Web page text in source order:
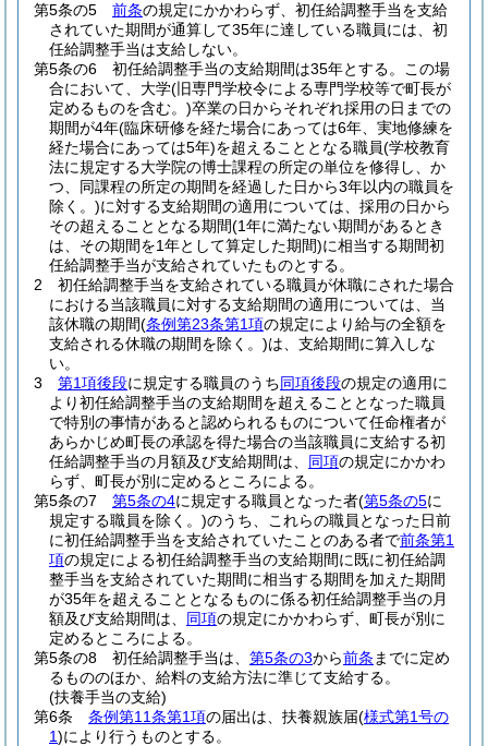
第5条の5
前条の規定にかかわらず、初任給調整手当を支給
されていた期間が通算して35年に達している職員には、初
任給調整手当は支給しない。
第5条の6
初任給調整手当の支給期間は35年とする。
この場
合において、大学(旧専門学校令による専門学校等で町長が
定めるものを含む。)卒業の日からそれぞれ採用の日までの
期間が4年(臨床研修を経た場合にあっては6年、実地修練を
経た場合にあっては5年)を超えることとなる職員(学校教育
法に規定する大学院の博士課程の所定の単位を修得し、か
つ、同課程の所定の期間を経過した日から3年以内の職員を
除く。)に対する支給期間の適用については、採用の日から
その超えることとなる期間(1年に満たない期間があるとき
は、その期間を1年として算定した期間)に相当する期間初
任給調整手当が支給されていたものとする。
2
初任給調整手当を支給されている職員が休職にされた場合
における当該職員に対する支給期間の適用については、当
該休職の期間(条例第23条第1項の規定により給与の全額を
支給される休職の期間を除く。)は、支給期間に算入しな
い。
3
第1項後段に規定する職員のうち同項後段の規定の適用に
より初任給調整手当の支給期間を超えることとなった職員
で特別の事情があると認められるものについて任命権者が
あらかじめ町長の承認を得た場合の当該職員に支給する初
任給調整手当の月額及び支給期間は、 同項の規定にかかわ
らず、町長が別に定めるところによる。
第5条の7
第5条の4に規定する職員となった者(第5条の5に
規定する職員を除く。)のうち、これらの職員となった日前
に初任給調整手当を支給されていたことのある者で前条第1
項の規定による初任給調整手当の支給期間に既に初任給調
整手当を支給されていた期間に相当する期間を加えた期間
が35年を超えることとなるものに係る初任給調整手当の月
額及び支給期間は、 同項の規定にかかわらず、町長が別に
定めるところによる。
第5条の8
初任給調整手当は、 第5条の3から前条 までに定め
るもののほか、給料の支給方法に準じて支給する。
(扶養手当の支給)
第6条
条例第11条第1項の届出は、扶養親族届(様式第1号の
1)により行うものとする。